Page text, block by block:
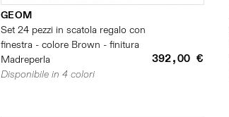
GEOM
Set 24 pezzi in scatola regalo con
finestra - colore Brown - finitura
Madreperla
392,00 €
Disponibile in 4 colori